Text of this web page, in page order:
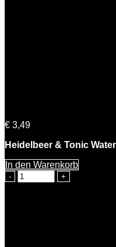
€ 3,49
Heidelbeer & Tonic
In den Warenkorb
Heidelbeer
&